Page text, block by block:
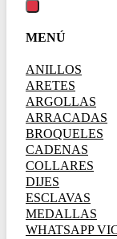
MENÚ
ANILLOS
ARETES
ARGOLLAS
ARRACADAS
BROQUELES
CADENAS
COLLARES
DIJES
ESCLAVAS
MEDALLAS
WHATSAPP